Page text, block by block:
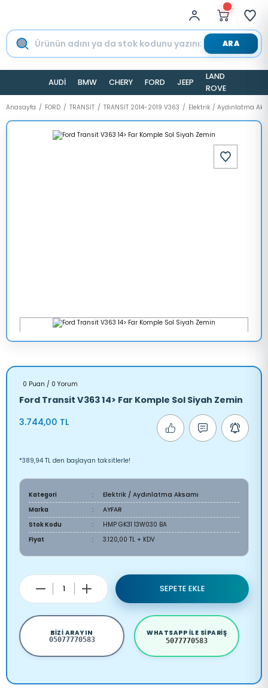
ARA
AUDİ BMW CHERY FORD JEEP
LAND
ROVER
Anasayfa FORD TRANSİT TRANSİT 2014-2019 V363 Elektrik / Aydınlatma
0 Puan / 0 Yorum
Ford Transit V363 14> Far Komple Sol Siyah Zemin
3.744,00 TL
*389,94 TL den başlayan taksitlerle!
Kategori
Elektrik / Aydınlatma Aksamı
Marka
AYFAR
Stok Kodu
HMP GK31 13W030 BA
Fiyat
3.120,00 TL + KDV
SEPETE EKLE
BIZI ARAYIN
05077770583
WHATSAPP ILE SIPARIŞ
5077770583